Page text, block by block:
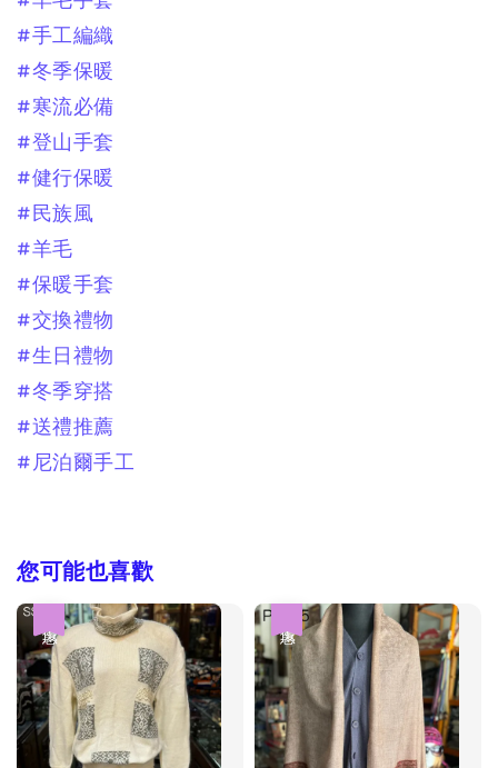
#手工編織
#冬季保暖
#寒流必備
#登山手套
#健行保暖
#民族風
#羊毛
#保暖手套
#交換禮物
#生日禮物
#冬季穿搭
#送禮推薦
#尼泊爾手工
您可能也喜歡